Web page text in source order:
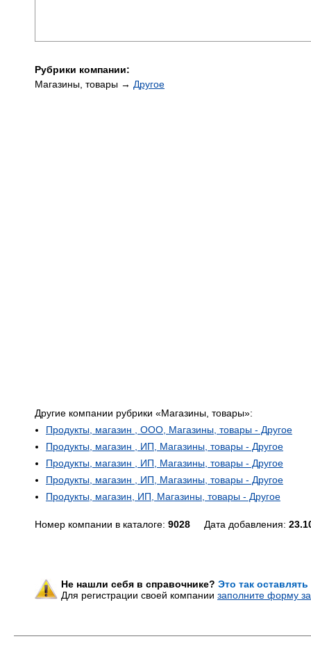
Рубрики компании:
Магазины, товары → Другое
Другие компании рубрики «Магазины, товары»:
Продукты, магазин , ООО, Магазины, товары - Другое
Продукты, магазин , ИП, Магазины, товары - Другое
Продукты, магазин , ИП, Магазины, товары - Другое
Продукты, магазин , ИП, Магазины, товары - Другое
Продукты, магазин, ИП, Магазины, товары - Другое
Номер компании в каталоге: 9028 Дата добавления:
Не нашли себя в справочнике? Это так
Для регистрации своей компании заполните форму